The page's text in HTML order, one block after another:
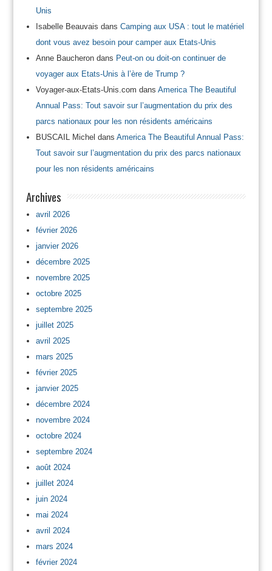
Unis
Isabelle Beauvais dans Camping aux USA : tout le matériel
dont vous avez besoin pour camper aux Etats-Unis
Anne Baucherondans Peut-on ou doit-on continuer de
voyager aux Etats-Unis à l’ère de Trump ?
Voyager-aux-Etats-Unis.com dans America The Beautiful
Annual Pass: Tout savoir sur l’augmentation du prix des
parcs nationaux pour les non résidents américains
BUSCAIL Michel dans America The Beautiful Annual Pass:
Tout savoir sur l’augmentation du prix des parcs nationaux
pour les non résidents américains
Archives
avril 2026
février 2026
janvier 2026
décembre 2025
novembre 2025
octobre 2025
septembre 2025
juillet 2025
avril 2025
mars 2025
février 2025
janvier 2025
décembre 2024
novembre 2024
octobre 2024
septembre 2024
août 2024
juillet 2024
juin 2024
mai 2024
avril 2024
mars 2024
février 2024